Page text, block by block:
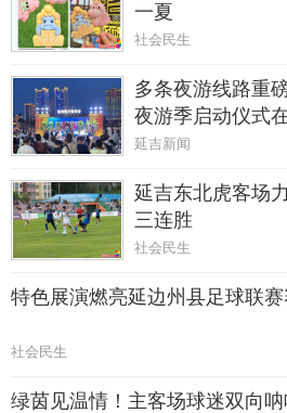
一夏
社会民生
多条夜游线路重
夜游季启动仪式
延吉新闻
延吉东北虎客场
三连胜
社会民生
特色展演燃亮延边州县足球联
社会民生
绿茵见温情！主客场球迷双向